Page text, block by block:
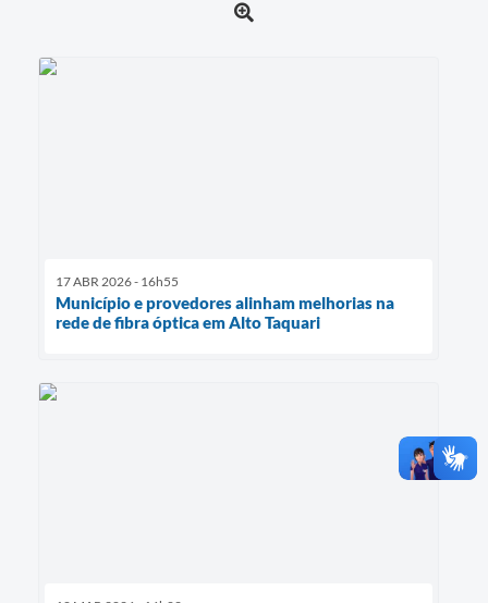
17 ABR 2026 - 16h55
Município e provedores alinham melhorias na
rede de fibra óptica em Alto Taquari